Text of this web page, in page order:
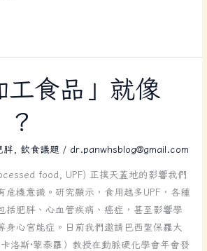
工食品」就像
？
胖 ,飲食議題 / dr.panwhsblog@gmail.com
food, UPF) 正撲天蓋地的影響我們
危機意識。研究顯示，食用越多UPF，各種
括肥胖、心血管疾病、癌症，甚至影響學
身心官能症。日前我們邀請巴西聖保羅大
洛斯·蒙泰羅）教授在動脈硬化學會年會發